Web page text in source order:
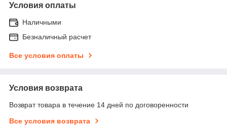
Условия оплаты
Наличными
Безналичный расчет
Все условия оплаты
Условия возврата
Возврат товара в течение 14 дней по договоренности
Все условия возврата